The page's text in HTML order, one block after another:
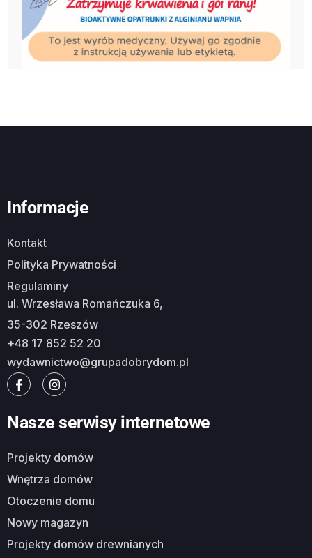
Informacje
Kontakt
Polityka Prywatności
Regulaminy
ul. Wrzesława Romańczuka 6,
35-302 Rzeszów
+48 17 852 52 20
wydawnictwo@grupadobrydom.pl
Nasze serwisy internetowe
Projekty domów
Wnętrza domów
Otoczenie domu
Nowy magazyn
Projekty domów drewnianych